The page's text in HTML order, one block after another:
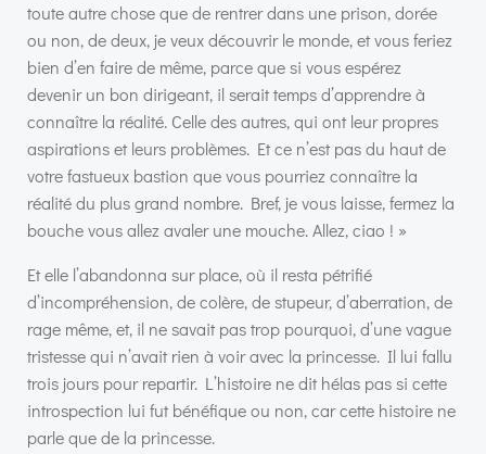
toute autre chose que de rentrer dans une prison, dorée
ou non, de deux, je veux découvrir le monde, et vous feriez
bien d’en faire de même, parce que si vous espérez
devenir un bon dirigeant, il serait temps d’apprendre à
connaître la réalité. Celle des autres, qui ont leur propres
aspirations et leurs problèmes. Et ce n’est pas du haut de
votre fastueux bastion que vous pourriez connaître la
réalité du plus grand nombre. Bref, je vous laisse, fermez la
bouche vous allez avaler une mouche. Allez, ciao ! »
Et elle l’abandonna sur place, où il resta pétrifié
d’incompréhension, de colère, de stupeur, d’aberration, de
rage même, et, il ne savait pas trop pourquoi, d’une vague
tristesse qui n’avait rien à voir avec la princesse. Il lui fallu
trois jours pour repartir. L’histoire ne dit hélas pas si cette
introspection lui fut bénéfique ou non, car cette histoire ne
parle que de la princesse.